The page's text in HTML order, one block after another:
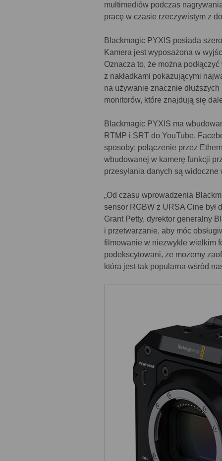
multimediów podczas
pracę w czasie rzeczywistym z
Blackmagic PYXIS posiada
Kamera jest wyposażona w
Oznacza to, że można
z nakładkami pokazującymi
na używanie znacznie
monitorów, które znajdują się
Blackmagic PYXIS ma
RTMP i SRT do YouTube,
sposoby: połączenie przez
wbudowanej w kamerę funkcji
przesyłania danych są
„Od czasu wprowadzenia
sensor RGBW z URSA Cine był
Grant Petty, dyrektor generalny
i przetwarzanie, aby móc
filmowanie w niezwykle wielkim
podekscytowani, że możemy
która jest tak popularna wśród